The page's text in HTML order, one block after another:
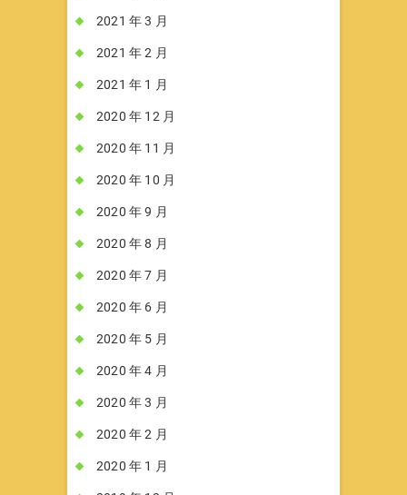
2021 年 3 月
2021 年 2 月
2021 年 1 月
2020 年 12 月
2020 年 11 月
2020 年 10 月
2020 年 9 月
2020 年 8 月
2020 年 7 月
2020 年 6 月
2020 年 5 月
2020 年 4 月
2020 年 3 月
2020 年 2 月
2020 年 1 月